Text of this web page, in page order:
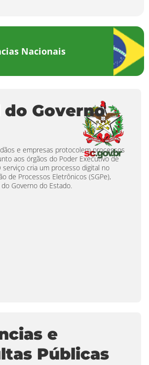
Nacionais
Governo
e empresas protocolem processos
aos órgãos do Poder Executivo de
serviço cria um processo digital no
de Processos Eletrônicos (SGPe),
Governo do Estado.
e
Públicas